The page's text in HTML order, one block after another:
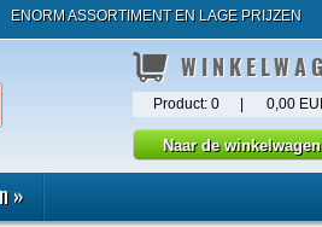
ENORM ASSORTIMENT EN LAGE PRIJZEN
Product: 0 0,00
»